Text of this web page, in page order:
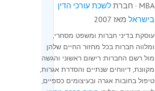
MBA · חברת
לשכת עורכי הדין
בישראל מאז 2007
עוסקת בדיני חברות ומשפט מסחרי,
ומלווה חברות בכל מחזור החיים שלהן
מול רשם החברות: רישום ראשוני והגשה
מקוונת, דיווחים שנתיים והסדרת אגרות,
טיפול בחובות אגרה ובעיצומים כספיים,